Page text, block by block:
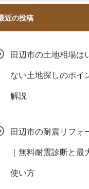
近の投稿
田辺市の土地相場は
ない土地探しのポイ
解説
田辺市の耐震リフォ
｜無料耐震診断と
使い方